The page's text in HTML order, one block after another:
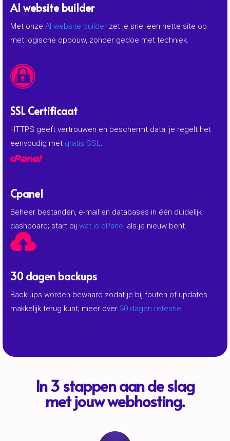
AI website builder
Met onze AI website builderzet je snel een nette site op
met logische opbouw, zonder gedoe met techniek.

SSL Certificaat
HTTPS geeft vertrouwen en beschermt data; je regelt het
eenvoudig met gratis SSL

Cpanel
Beheer bestanden, e-mail en databases in één duidelijk
dashboard; start bij wat is cPanel als je nieuw bent.

30 dagen backups
Back-ups worden bewaard zodat je bij fouten of updates
makkelijk terug kunt; meer over 30 dagen retentie
In 3 stappen aan de slag
met jouw webhosting.